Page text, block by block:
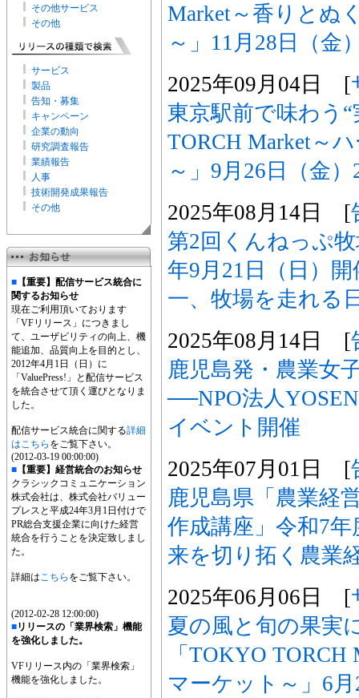
その他サービス
その他
サービス
製品
告知・募集
キャンペーン
企業の動向
研究調査報告
業績報告
人事
技術開発成果報告
その他
■ 【重要】配信サービス統合に
関するお知らせ
現在ご利用頂いております
「VFリリース」につきまし
て、ユーザビリティの向上、機
能追加、品質向上を目的とし、
2012年4月1日（日）に
「ValuePress!」と配信サービス
を統合させて頂く運びとなりま
した。
配信サービス統合に関する詳細
はこちら をご覧下さい。
(2012-03-19 00:00:00)
■ 【重要】経営統合のお知らせ
クラシックコミュニケーション
株式会社は、株式会社バリュー
プレスと平成24年3月1日付けで
PR総合支援企業に向けた経営
統合を行うことを決定致しまし
た。
詳細はこちら をご覧下さい。
(2012-02-28 12:00:00)
■リリースの「業界検索」機能
を強化しました。
VFリリース内の「業界検索」
機能を強化しました。
Market～香りとぬ
～」11月28日（金
2025年09月04日 [
東京駅前で味わう
TORCH Market～
～」9月26日（金
2025年08月14日 [
第2回くんねっぷ
年9月21日（日）
一、牧場を走れる
2025年08月14日 [
鹿児島発・農業女
──NPO法人
イベント開催
2025年07月01日 [
鹿児島県「農業経
作成講座」令和7
来を切り拓く農業
2025年06月06日 [
夏の風と旬の果実
「TOKYO
マーケット～」6